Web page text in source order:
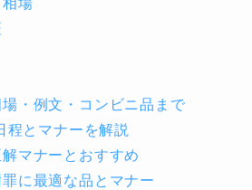
・例文・コンビニ品まで
程とマナーを解説
マナーとおすすめ
に最適な品とマナー